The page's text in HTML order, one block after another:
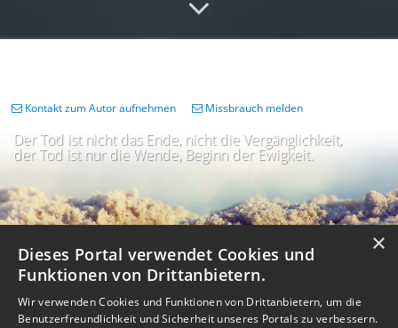
10.06.2025
Der Tod ist nicht das Ende, nicht die Vergänglichkeit,
der Tod ist nur die Wende, Beginn der Ewigkeit.
Kontakt zum Autor aufnehmen Missbrauch melden
×
Dieses Portal verwendet Cookies und
Funktionen von Drittanbietern.
Wir verwenden Cookies und Funktionen von Drittanbietern, um die
Benutzerfreundlichkeit und Sicherheit unseres Portals zu verbessern.